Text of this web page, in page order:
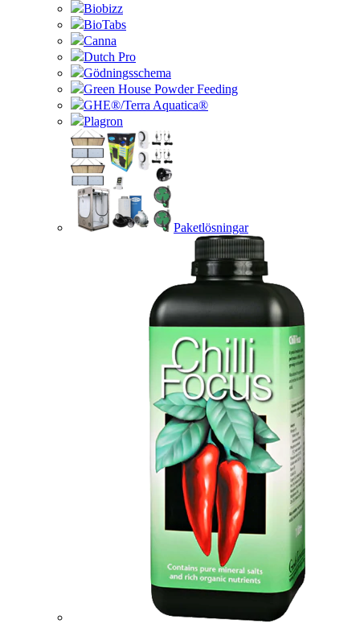
Biobizz
BioTabs
Canna
Dutch Pro
Gödningsschema
Green House Powder Feeding
GHE®/Terra Aquatica®
Plagron
Paketlösningar